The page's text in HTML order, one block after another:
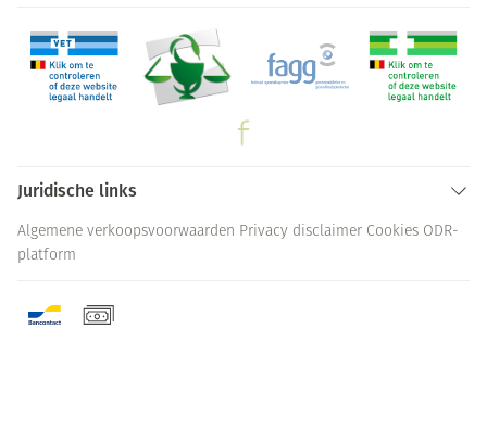
Juridische links
Algemene verkoopsvoorwaarden Privacy disclaimer Cookies ODR-
platform